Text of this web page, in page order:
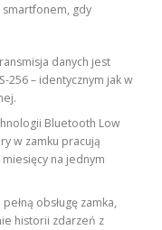
smartfonem, gdy
danych jest
256 – identycznym jak w
Bluetooth Low
w zamku pracują
na jednym
obsługę zamka,
historii zdarzeń z